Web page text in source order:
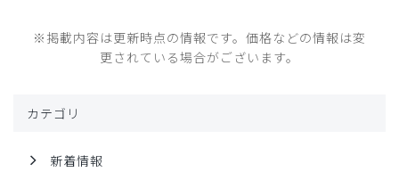
※掲載内容は更新時点の情報です。価格などの情報は変
更されている場合がございます。
カテゴリ
新着情報